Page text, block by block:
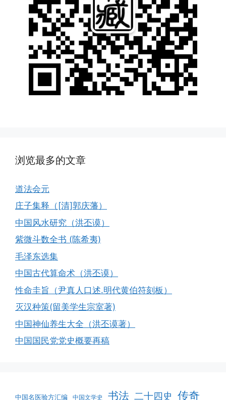
浏览最多的文章
道法会元
庄子集释（[清]郭庆藩）
中国风水研究（洪丕谟）
紫微斗数全书 (陈希夷)
毛泽东选集
中国古代算命术（洪丕谟）
性命圭旨（尹真人口述.明代黄伯符刻板）
灭汉种策(留美学生宗室著)
中国神仙养生大全（洪丕谟著）
中国国民党党史概要再稿
中国名医验方汇编 中国文学史 书法 二十四史 传奇